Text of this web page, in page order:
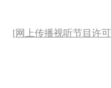
[网上传播视听节目许可